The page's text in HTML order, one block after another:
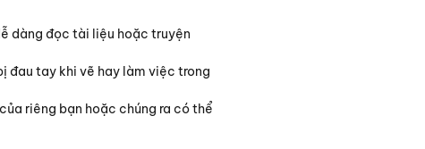
dàng đọc tài liệu hoặc truyện
đau tay khi vẽ hay làm việc trong
riêng bạn hoặc chúng ra có thể